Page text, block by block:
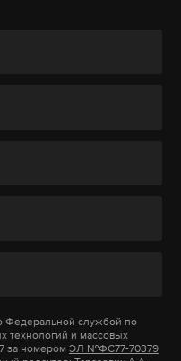
выучили важный
повышению
сетям и
а потом самому
Федеральной службой по
технологий и массовых
за номером ЭЛ №ФС77-70379